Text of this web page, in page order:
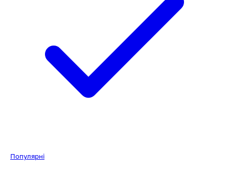
Популярні